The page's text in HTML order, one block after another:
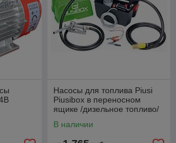
Насосы для топлива Piusi
Piusibox в переносном
ящике /дизельное топливо/
В наличии